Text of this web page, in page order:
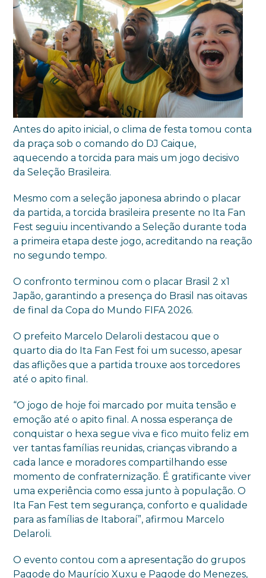
Antes do apito inicial, o clima de festa tomou conta
da praça sob o comando do DJ Caique,
aquecendo a torcida para mais um jogo decisivo
da Seleção Brasileira.
Mesmo com a seleção japonesa abrindo o placar
da partida, a torcida brasileira presente no Ita Fan
Fest seguiu incentivando a Seleção durante toda
a primeira etapa deste jogo, acreditando na reação
no segundo tempo.
O confronto terminou com o placar Brasil 2 x1
Japão, garantindo a presença do Brasil nas oitavas
de final da Copa do Mundo FIFA 2026.
O prefeito Marcelo Delaroli destacou que o
quarto dia do Ita Fan Fest foi um sucesso, apesar
das aflições que a partida trouxe aos torcedores
até o apito final.
“O jogo de hoje foi marcado por muita tensão e
emoção até o apito final. A nossa esperança de
conquistar o hexa segue viva e fico muito feliz em
ver tantas famílias reunidas, crianças vibrando a
cada lance e moradores compartilhando esse
momento de confraternização. É gratificante viver
uma experiência como essa junto à população. O
Ita Fan Fest tem segurança, conforto e qualidade
para as famílias de Itaboraí”, afirmou Marcelo
Delaroli.
O evento contou com a apresentação do grupos
Pagode do Maurício Xuxu e Pagode do Menezes,